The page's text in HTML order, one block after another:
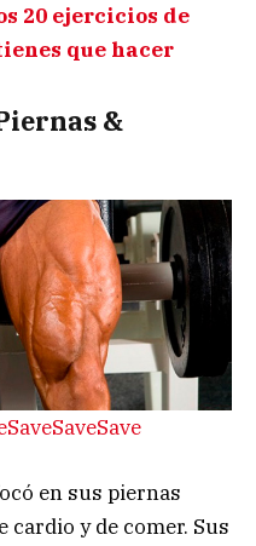
20 ejercicios de
que hacer
&
SaveSaveSave
en sus piernas
cardio y de comer. Sus